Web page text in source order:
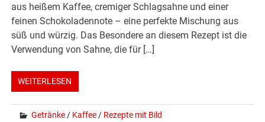
aus heißem Kaffee, cremiger Schlagsahne und einer
feinen Schokoladennote – eine perfekte Mischung aus
süß und würzig. Das Besondere an diesem Rezept ist die
Verwendung von Sahne, die für […]
WEITERLESEN
Getränke / Kaffee / Rezepte mit Bild